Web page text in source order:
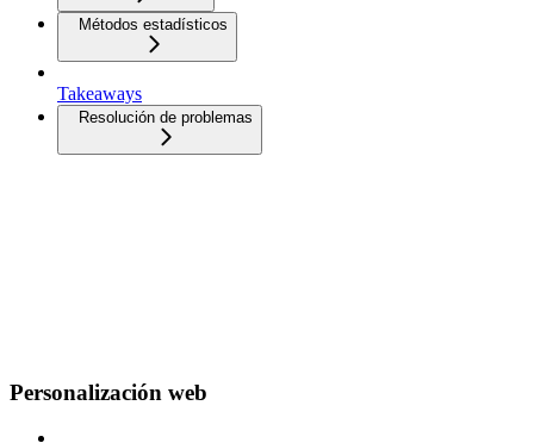
Métodos estadísticos
Takeaways
Resolución de problemas
Personalización web